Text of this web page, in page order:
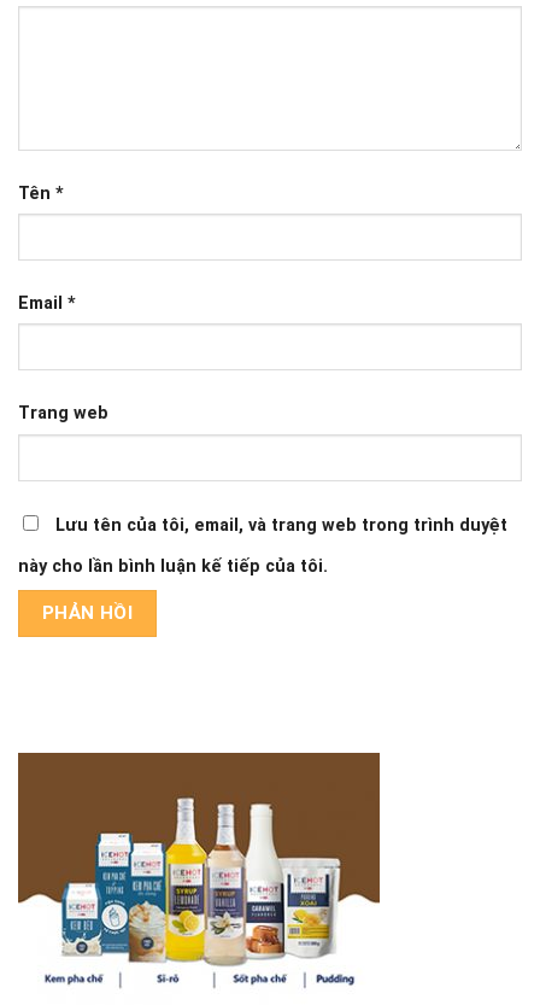
Tên *
Email *
Trang web
Lưu tên của tôi, email, và trang web trong trình duyệt
này cho lần bình luận kế tiếp của tôi.